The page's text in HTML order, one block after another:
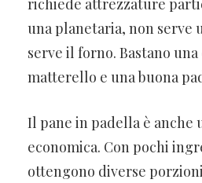
richiede attrezzature
una planetaria, non serve
serve il forno. Bastano
matterello e una buona
Il pane in padella è anche
economica. Con pochi
ottengono diverse